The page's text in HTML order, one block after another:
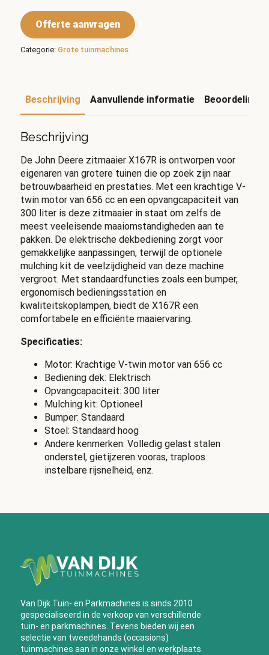
Offerte aanvragen
Categorie: Grote tuinmachines
Beschrijving Aanvullende informatie
Beschrijving
De John Deere zitmaaier X167R is ontworpen voor
eigenaren van grotere tuinen die op zoek zijn naar
betrouwbaarheid en prestaties. Met een krachtige V-
twin motor van 656 cc en een opvangcapaciteit van
300 liter is deze zitmaaier in staat om zelfs de
meest veeleisende maaiomstandigheden aan te
pakken. De elektrische dekbediening zorgt voor
gemakkelijke aanpassingen, terwijl de optionele
mulching kit de veelzijdigheid van deze machine
vergroot. Met standaardfuncties zoals een bumper,
ergonomisch bedieningsstation en
kwaliteitskoplampen, biedt de X167R een
comfortabele en efficiënte maaiervaring.
Specificaties:
Motor: Krachtige V-twin motor van 656 cc
Bediening dek: Elektrisch
Opvangcapaciteit: 300 liter
Mulching kit: Optioneel
Bumper: Standaard
Stoel: Standaard hoog
Andere kenmerken: Volledig gelast stalen
onderstel, gietijzeren vooras, traploos
instelbare rijsnelheid, enz.
Van Dijk Tuin- en Parkmachines is sinds 2010
gespecialiseerd in de verkoop van verschillende
tuin- en parkmachines. Tevens bieden wij een
selectie van tweedehands (occasions)
tuinmachines aan in onze winkel en werkplaats.